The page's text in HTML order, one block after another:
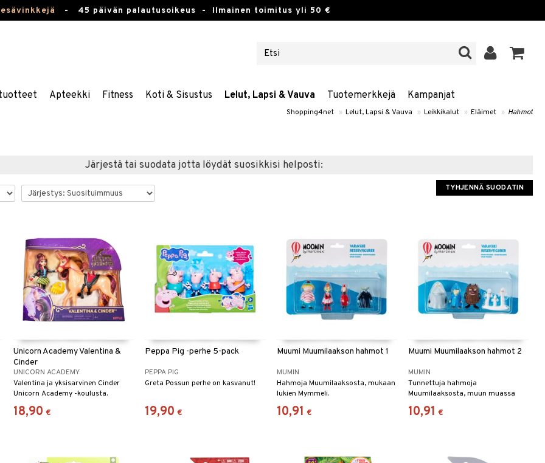
- 45 päivän palautusoikeus - Ilmainen toimitus yli 50 €
Apteekki Fitness Koti & Sisustus Lelut, Lapsi & Vauva Tuotemerkkejä Kampanjat
Shopping4net » Lelut, Lapsi & Vauva » Leikkikalut » Eläimet » Hahmot
Järjestä tai suodata jotta löydät suosikkisi helposti:
TYHJENNÄ SUODATIN
Unicorn Academy Valentina &
Cinder
UNICORN ACADEMY
Valentina ja yksisarvinen Cinder
Unicorn Academy -koulusta.
18,90 €
Peppa Pig -perhe 5-pack
PEPPA PIG
Greta Possun perhe on kasvanut!
19,90 €
Muumi Muumilaakson hahmot 1
MUMIN
Hahmoja Muumilaaksosta, mukaan
lukien Mymmeli.
10,91 €
Muumi Muumilaakson hahmot 2
MUMIN
Tunnettuja hahmoja
Muumilaaksosta, muun muassa
Haisuli.
10,91 €